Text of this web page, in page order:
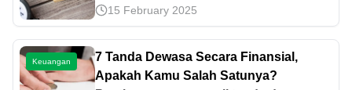
dengan strategi yang tepat, mulai dari
budgeting, menambah penghasilan,
hingga solusi dana cepat dari
Pegadaian.
15 February 2025
Keuangan
7 Tanda Dewasa Secara Finansial,
Apakah Kamu Salah Satunya?